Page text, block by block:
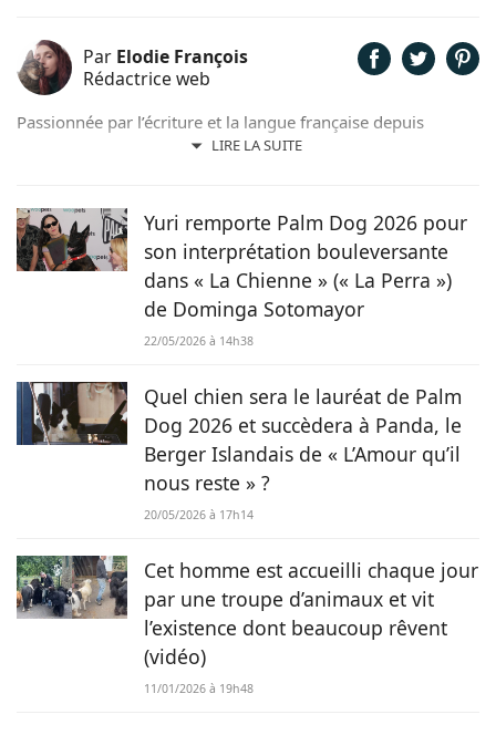
Par Elodie François
Rédactrice web
LIRE LA SUITE
Passionnée par l’écriture et la langue française depuis
toujours, j’aime jouer avec les mots et les faire vivre.
Yuri remporte Palm Dog 2026 pour
son interprétation bouleversante
dans « La Chienne » (« La Perra »)
de Dominga Sotomayor
22/05/2026 à 14h38
Quel chien sera le lauréat de Palm
Dog 2026 et succèdera à Panda, le
Berger Islandais de « L’Amour qu’il
nous reste » ?
20/05/2026 à 17h14
Cet homme est accueilli chaque jour
par une troupe d’animaux et vit
l’existence dont beaucoup rêvent
(vidéo)
11/01/2026 à 19h48